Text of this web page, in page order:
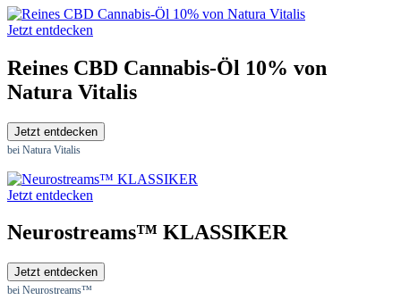
Jetzt entdecken
Reines CBD Cannabis-Öl 10% von
Natura Vitalis
Jetzt entdecken
bei Natura Vitalis
Jetzt entdecken
Neurostreams™ KLASSIKER
Jetzt entdecken
bei Neurostreams™